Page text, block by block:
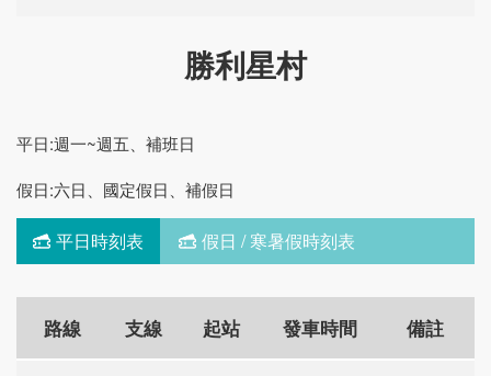
勝利星村
平日:週一~週五、補班日
假日:六日、國定假日、補假日
平日時刻表 假日 / 寒暑假時刻表
路線 支線 起站 發車時間 備註